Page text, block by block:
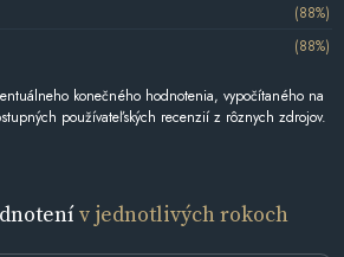
(88%)
(88%)
konečného hodnotenia, vypočítaného na
používateľských recenzií z rôznych zdrojov.
v jednotlivých rokoch